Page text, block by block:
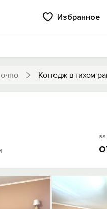
Избранное
Коттедж в тихом
за